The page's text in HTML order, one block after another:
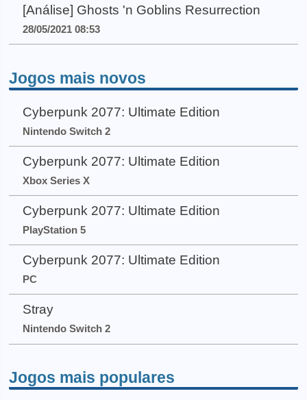
[Análise] Ghosts 'n Goblins Resurrection
28/05/2021 08:53
Jogos mais novos
Cyberpunk 2077: Ultimate Edition
Nintendo Switch 2
Cyberpunk 2077: Ultimate Edition
Xbox Series X
Cyberpunk 2077: Ultimate Edition
PlayStation 5
Cyberpunk 2077: Ultimate Edition
PC
Stray
Nintendo Switch 2
Jogos mais populares